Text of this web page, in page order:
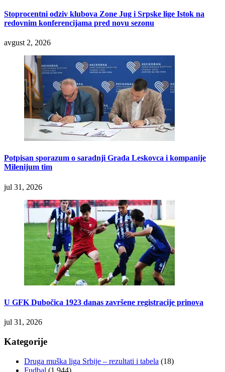
Stoprocentni odziv klubova Zone Jug i Srpske lige Istok na
redovnim konferencijama pred novu sezonu
avgust 2, 2026
Potpisan sporazum o saradnji Grada Leskovca i kompanije
Milenijum tim
jul 31, 2026
U GFK Dubočica 1923 danas završene registracije prinova
jul 31, 2026
Kategorije
Druga muška liga Srbije – rezultati i tabela (18)
Fudbal (1.944)